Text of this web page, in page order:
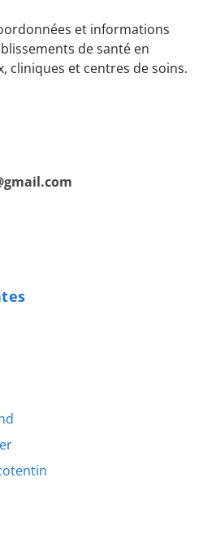
et informations
de santé en
cliniques et centres de soins.